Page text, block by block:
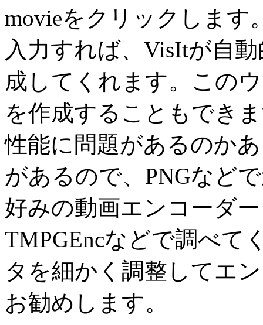
movieをクリックします
入力すれば、VisItが自
成してくれます。この
を作成することもでき
性能に問題があるのか
があるので、PNGなど
好みの動画エンコーダー
TMPGEncなどで調べて
タを細かく調整してエ
お勧めします。